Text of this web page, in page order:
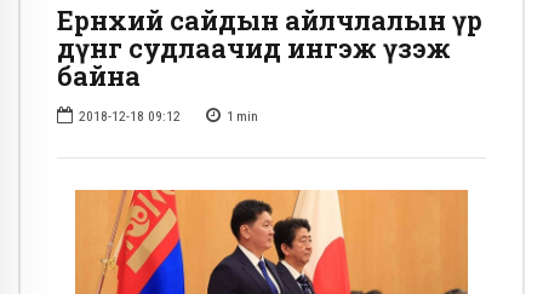
Ерөнхий сайдын айлчлалын үр
дүнг судлаачид ингэж үзэж
байна
2018-12-18 09:12 1 min